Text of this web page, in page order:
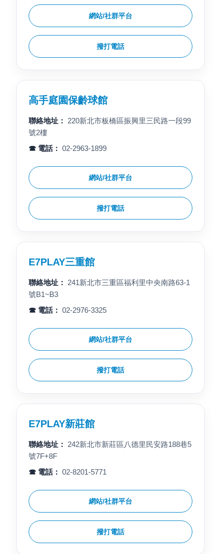
網站/社群平台
撥打電話
高手庭園保齡球館
聯絡地址：
220新北市板橋區振興里三民路一段99
號2樓
☎ 電話： 02-2963-1899
網站/社群平台
撥打電話
E7PLAY三重館
聯絡地址：
241新北市三重區福利里中央南路63-1
號B1~B3
☎ 電話： 02-2976-3325
網站/社群平台
撥打電話
E7PLAY新莊館
聯絡地址：
242新北市新莊區八德里民安路188巷5
號7F+8F
☎ 電話： 02-8201-5771
網站/社群平台
撥打電話